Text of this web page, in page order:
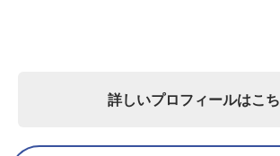
詳しいプロフィールはこ